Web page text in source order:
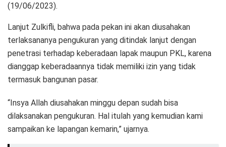
(19/06/2023).
Lanjut Zulkifli, bahwa pada pekan ini akan diusahakan
terlaksananya pengukuran yang ditindak lanjut dengan
penetrasi terhadap keberadaan lapak maupun PKL, karena
dianggap keberadaannya tidak memiliki izin yang tidak
termasuk bangunan pasar.
“Insya Allah diusahakan minggu depan sudah bisa
dilaksanakan pengukuran. Hal itulah yang kemudian kami
sampaikan ke lapangan kemarin,” ujarnya.